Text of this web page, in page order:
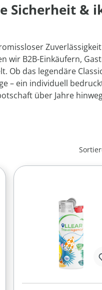
Sicherheit &
wir B2B-Einkäufern,
das legendäre
– ein individuell
über Jahre